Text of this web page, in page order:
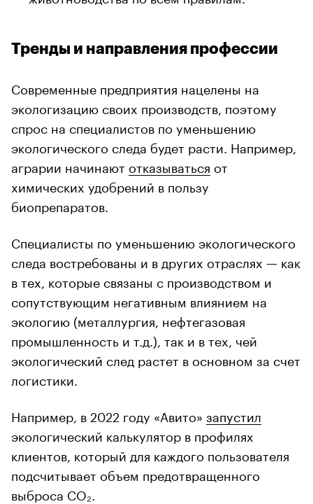
Тренды и направления профессии
Современные предприятия нацелены на
экологизацию своих производств, поэтому
спрос на специалистов по уменьшению
экологического следа будет расти. Например,
аграрии начинают отказываться от
химических удобрений в пользу
биопрепаратов.
Специалисты по уменьшению экологического
следа востребованы и в других отраслях — как
в тех, которые связаны с производством и
сопутствующим негативным влиянием на
экологию (металлургия, нефтегазовая
промышленность и т.д.), так и в тех, чей
экологический след растет в основном за счет
логистики.
Например, в 2022 году «Авито» запустил
экологический калькулятор в профилях
клиентов, который для каждого пользователя
подсчитывает объем предотвращенного
выброса CO₂.